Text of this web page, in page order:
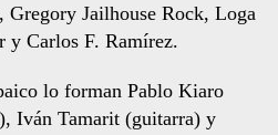
Jailhouse Rock, Loga
y Carlos F. Ramírez.
lo forman Pablo Kiaro
Iván Tamarit (guitarra) y